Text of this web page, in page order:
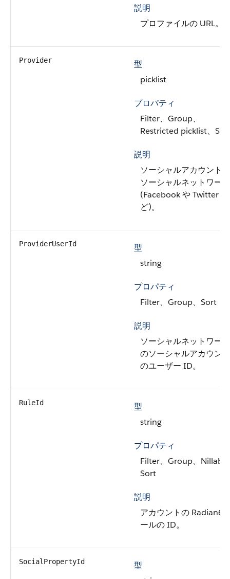
説明
プロファイルの URL。
Provider
型
picklist
プロパティ
Filter、Group、
Restricted picklist、
説明
ソーシャルアカウントの
ソーシャルネットワーク
(Facebook や Twitter な
ど)。
ProviderUserId
型
string
プロパティ
Filter、Group、Sort
説明
ソーシャルネットワーク
のソーシャルアカウント
のユーザー ID。
RuleId
型
string
プロパティ
Filter、Group、
Sort
説明
アカウントの Radian6
ールの ID。
SocialPropertyId
型